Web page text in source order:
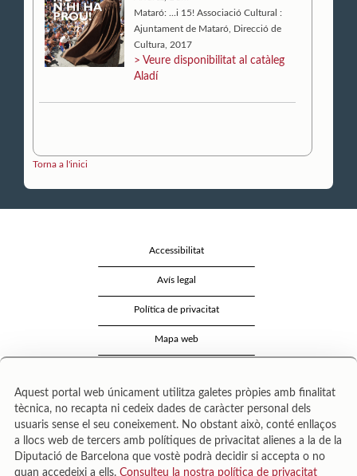
Mataró: ...i 15! Associació Cultural :
Ajuntament de Mataró, Direcció de
Cultura, 2017
> Veure disponibilitat al catàleg
Aladí
Torna a l'inici
Accessibilitat
Avís legal
Política de privacitat
Mapa web
Seguretat
Contacte
Aquest portal web únicament utilitza galetes pròpies amb finalitat
tècnica, no recapta ni cedeix dades de caràcter personal dels
usuaris sense el seu coneixement. No obstant això, conté enllaços
a llocs web de tercers amb polítiques de privacitat alienes a la de la
Diputació de Barcelona que vostè podrà decidir si accepta o no
quan accedeixi a ells. Consulteu la nostra política de privacitat